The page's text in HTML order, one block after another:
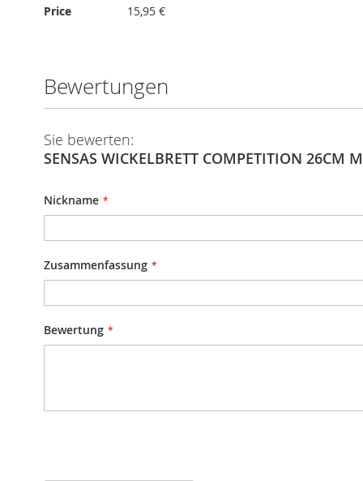
Price
15,95 €
Bewertungen
Sie bewerten:
SENSAS WICKELBRETT COMPETITION 26CM
Nickname
Zusammenfassung
Bewertung